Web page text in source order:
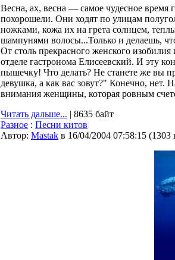
Весна, ах, весна — самое чудесное
похорошели. Они ходят по улицам
ножками, кожа их на грета солнцем,
шампунями волосы...Только и делаешь,
От столь прекрасного женского изобилия
отделе гастронома Елисеевский. И эту
пышечку! Что делать? Не станете же вы
девушка, а как вас зовут?" Конечно, нет.
внимания женщины, которая ровным
Читать дальше... | 8635 байт
Разное : Песни китов
Автор: Мastak в 16/04/2004 07:58:15 (1303